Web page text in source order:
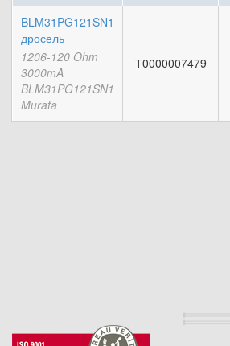
BLM31PG121SN1
дросель
1206-120 Ohm
3000mA
BLM31PG121SN1
Murata
Т0000007479